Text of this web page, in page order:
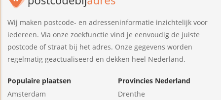
Wij maken postcode- en adresseninformatie inzichtelijk voor
iedereen. Via onze zoekfunctie vind je eenvoudig de juiste
postcode of straat bij het adres. Onze gegevens worden
regelmatig geactualiseerd en dekken heel Nederland.
Populaire plaatsen
Amsterdam
Provincies Nederland
Drenthe